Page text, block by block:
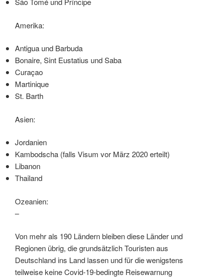
Amerika:
Antigua und Barbuda
Bonaire, Sint Eustatius und Saba
Curaçao
Martinique
St. Barth
Asien:
Jordanien
Kambodscha (falls Visum vor März 2020 erteilt)
Libanon
Thailand
Ozeanien:
–
Von mehr als 190 Ländern bleiben diese Länder und
Regionen übrig, die grundsätzlich Touristen aus
Deutschland ins Land lassen und für die wenigstens
teilweise keine Covid-19-bedingte Reisewarnung